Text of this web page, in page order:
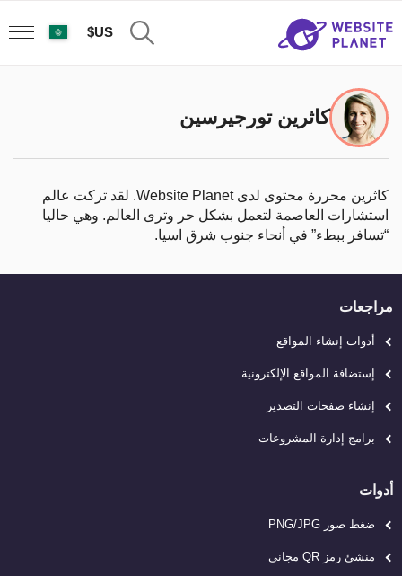
US$
كاثرين تورجيرسين
كاثرين محررة محتوى لدى Website Planet. لقد تركت عالم
استشارات العاصمة لتعمل بشكل حر وترى العالم. وهي حاليا
“تسافر ببطء” في أنحاء جنوب شرق اسيا.
مراجعات
أدوات إنشاء المواقع
إستضافة المواقع الإلكترونية
إنشاء صفحات التصدير
برامج إدارة المشروعات
أدوات
ضغط صور PNG/JPG
منشئ رمز QR مجاني